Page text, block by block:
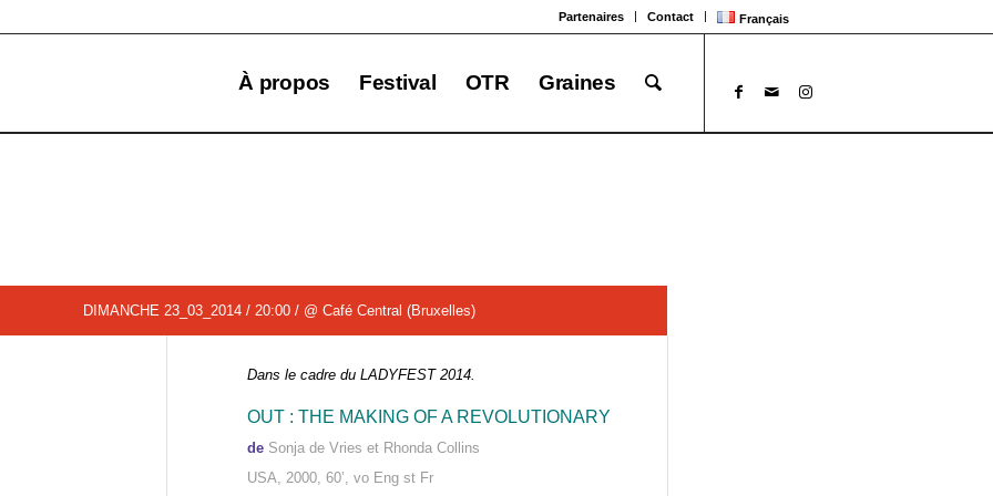
Partenaires Contact Français
À propos Festival OTR Graines
DIMANCHE 23_03_2014 / 20:00 / @ Café Central (Bruxelles)
Dans le cadre du LADYFEST 2014.
OUT : THE MAKING OF A REVOLUTIONARY
de Sonja de Vries et Rhonda Collins
USA, 2000, 60’, vo Eng st Fr